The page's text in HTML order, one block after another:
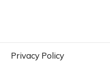
Privacy Policy